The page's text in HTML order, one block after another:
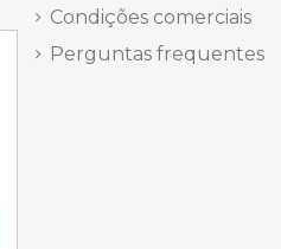
Condições comerciais
Perguntas frequentes